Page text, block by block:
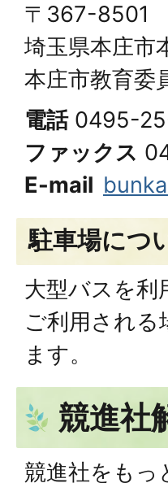
〒367-8501
埼玉県本庄
本庄市教育委
電話0495-
ファックス
E-mail
駐車場につ
大型バスを利
ご利用され
ます。
競進社
競進社をもっ